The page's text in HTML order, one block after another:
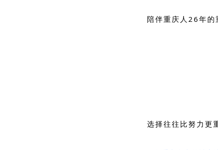
陪伴重庆人26年的
选择往往比努力更